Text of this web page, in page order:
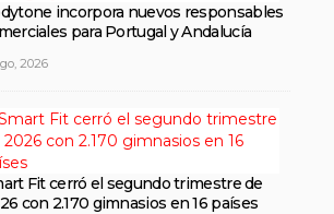
incorpora nuevos responsables
para Portugal y Andalucía
2026
Fit cerró el segundo trimestre de
con 2.170 gimnasios en 16 países